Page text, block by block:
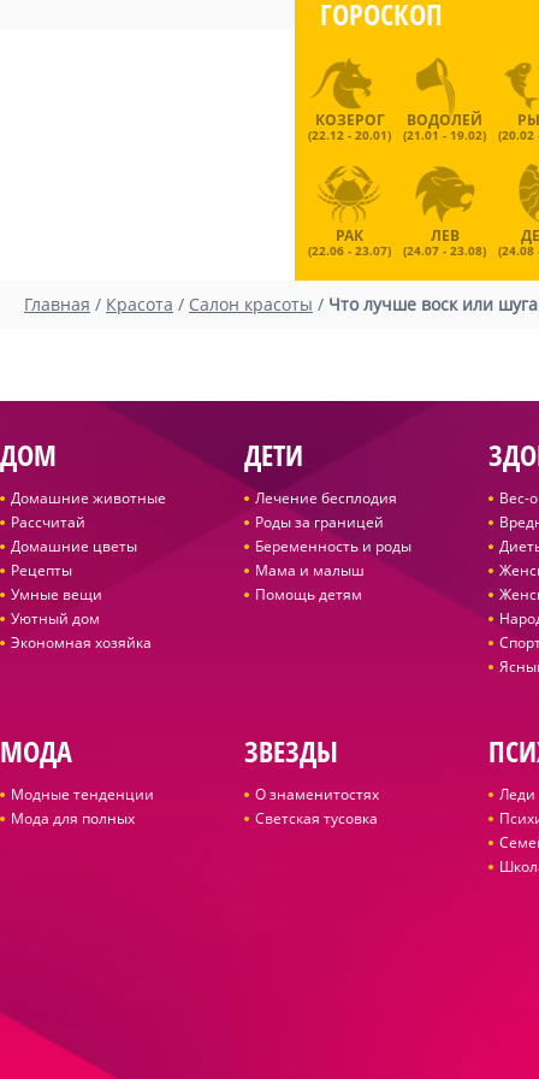
ГОРОСКОП
КОЗЕРОГ
(22.12 - 20.01)
ВОДОЛЕЙ
(21.01 - 19.02) (20.02
РАК
(22.06 - 23.07)
ЛЕВ
(24.07 - 23.08) (24.08
Главная / Красота / Салон красоты / Что лучше воск или
ДОМ
Домашние животные
Рассчитай
Домашние цветы
Рецепты
Умные вещи
Уютный дом
Экономная хозяйка
ДЕТИ
Лечение бесплодия
Роды за границей
Беременность и роды
Мама и малыш
Помощь детям
Вес-
МОДА
Модные тенденции
Мода для полных
ЗВЕЗДЫ
О знаменитостях
Светская тусовка
Леди